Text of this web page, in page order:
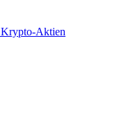
Krypto-Aktien